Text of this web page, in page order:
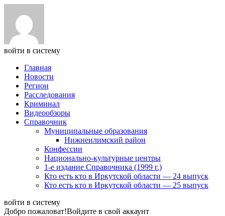
войти в систему
Главная
Новости
Регион
Расследования
Криминал
Видеообзоры
Справочник
Муниципальные образования
Нижнеилимский район
Конфессии
Национально-культурные центры
1-е издание Справочника (1999 г.)
Кто есть кто в Иркутской области — 24 выпуск
Кто есть кто в Иркутской области — 25 выпуск
войти в систему
Добро пожаловат!Войдите в свой аккаунт